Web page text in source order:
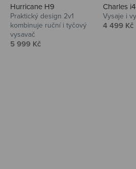
Hurricane H9
Praktický design 2v1
kombinuje ruční i tyčový
vysavač
Prodejní cena
5 999 Kč
Charles
Vysaje i
Prodejní
4 499 Kč
Audio
Niceboy sluchátka a repráky ti
do noty.